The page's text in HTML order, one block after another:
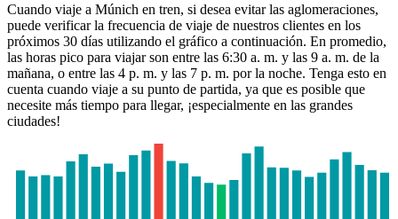
Cuando viaje a Múnich en tren, si desea evitar las aglomeraciones,
puede verificar la frecuencia de viaje de nuestros clientes en los
próximos 30 días utilizando el gráfico a continuación. En promedio,
las horas pico para viajar son entre las 6:30 a. m. y las 9 a. m. de la
mañana, o entre las 4 p. m. y las 7 p. m. por la noche. Tenga esto en
cuenta cuando viaje a su punto de partida, ya que es posible que
necesite más tiempo para llegar, ¡especialmente en las grandes
ciudades!